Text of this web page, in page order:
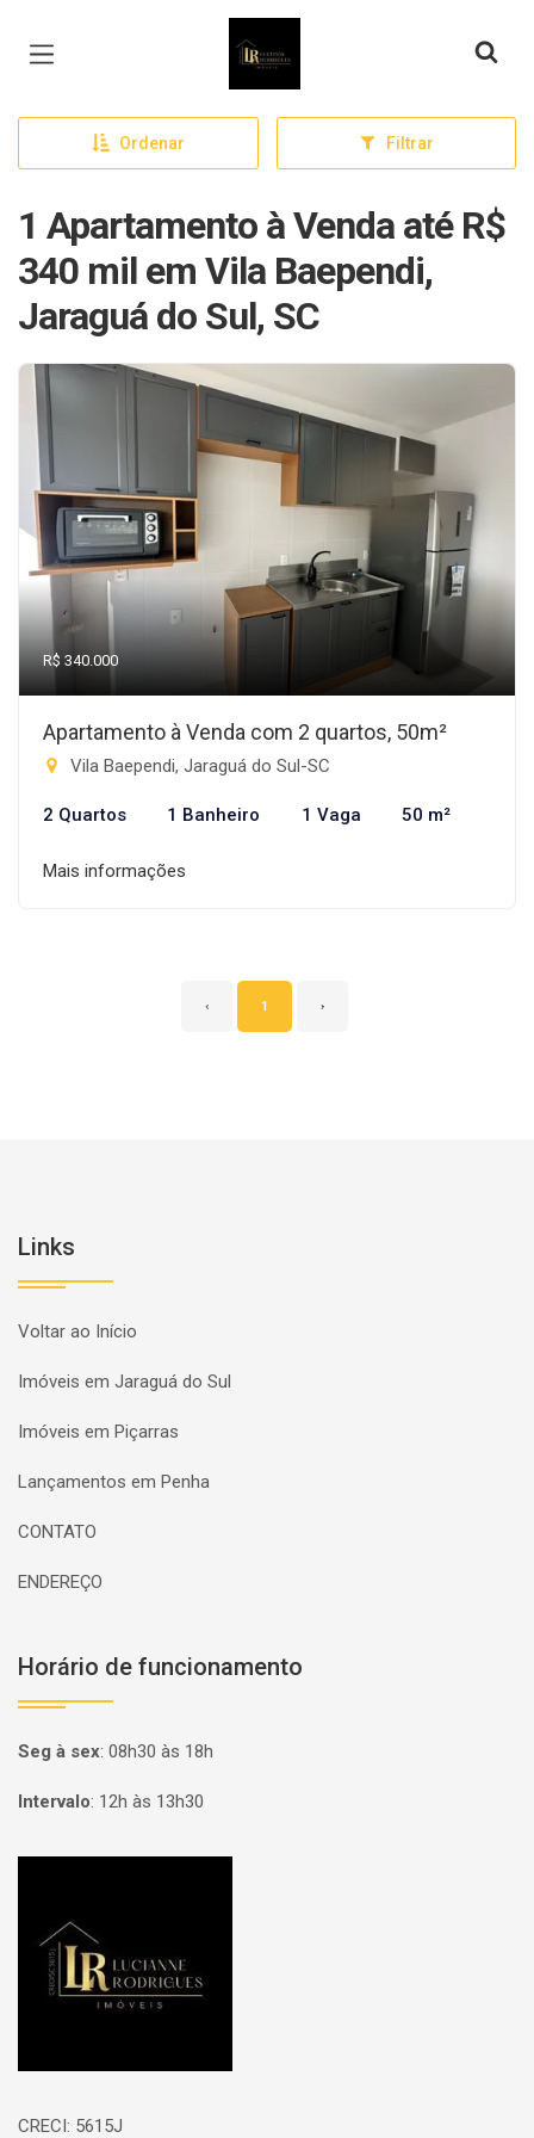
Página inicial
Ordenar Filtrar
1 Apartamento à Venda até R$
340 mil em Vila Baependi,
Jaraguá do Sul, SC
R$ 340.000
Apartamento à Venda com 2 quartos, 50m²
Vila Baependi, Jaraguá do Sul-SC
2 Quartos 1 Banheiro 1 Vaga 50 m²
Mais informações
‹ 1 ›
Links
Voltar ao Início
Imóveis em Jaraguá do Sul
Imóveis em Piçarras
Lançamentos em Penha
CONTATO
ENDEREÇO
Horário de funcionamento
Seg à sex: 08h30 às 18h
Intervalo: 12h às 13h30
CRECI: 5615J